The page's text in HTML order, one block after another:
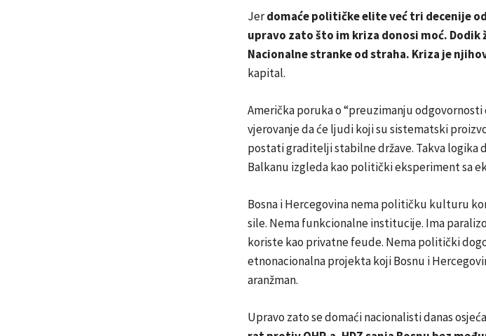
Jerdomaće političke elite već tri decenije
upravo zato što im kriza donosi moć.
Nacionalne stranke od straha. Kriza je
kapital.
Američka poruka o “preuzimanju
vjerovanje da će ljudi koji su sistematski
postati graditelji stabilne države. Takva logika
Balkanu izgleda kao politički eksperiment sa
Bosna i Hercegovina nema političku kulturu
sile. Nema funkcionalne institucije. Ima
koriste kao privatne feude. Nema politički
etnonacionalna projekta koji Bosnu i
aranžman.
Upravo zato se domaći nacionalisti danas